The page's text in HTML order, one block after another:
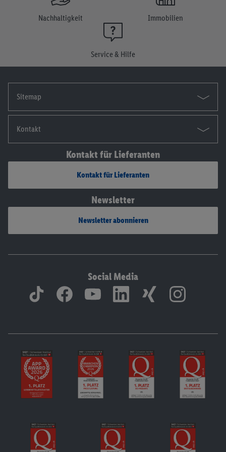
Nachhaltigkeit Immobilien
Service & Hilfe
Sitemap
Kontakt
Kontakt für Lieferanten
Kontakt für Lieferanten
Newsletter
Newsletter abonnieren
Social Media
Die Impressen findest du hier.